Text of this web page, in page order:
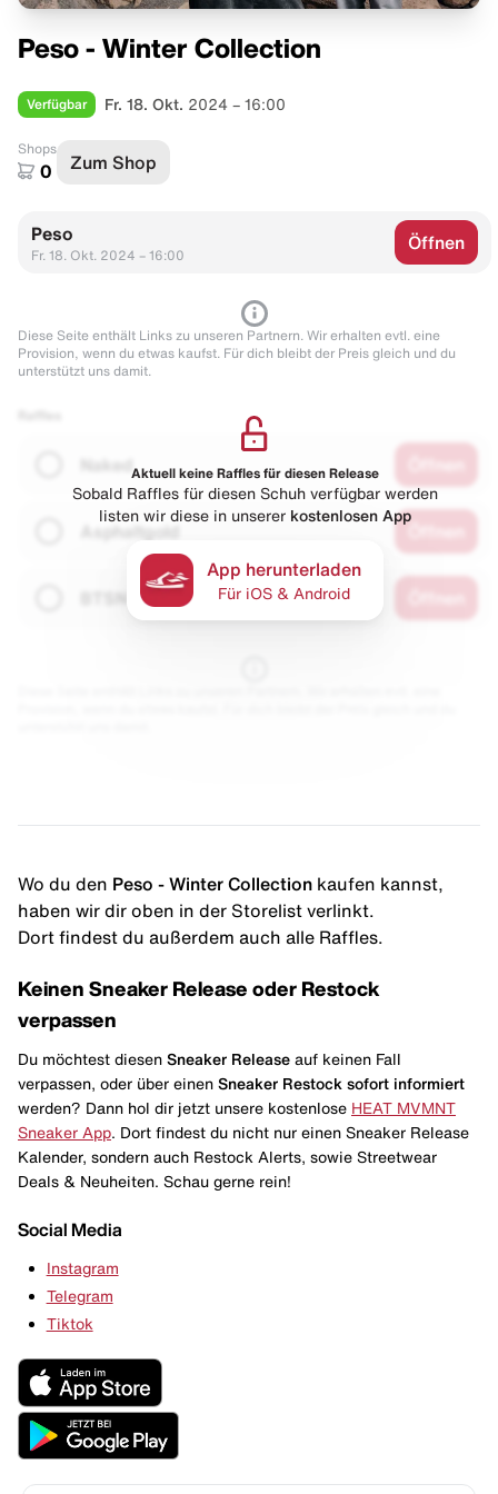
Peso - Winter Collection
Verfügbar Fr. 18. Okt. 2024 – 16:00
Shops
0 Zum Shop
Peso
Fr. 18. Okt. 2024 – 16:00
Öffnen
Diese Seite enthält Links zu unseren Partnern. Wir erhalten evtl. eine
Provision, wenn du etwas kaufst. Für dich bleibt der Preis gleich und du
unterstützt uns damit.
Naked
Asphaltgold
Aktuell keine Raffles für diesen Release
Sobald Raffles für diesen Schuh verfügbar werden
listen wir diese in unserer kostenlosen App
App herunterladen
Für iOS & Android
Wo du den Peso - Winter Collection kaufen kannst,
haben wir dir oben in der Storelist verlinkt.
Dort findest du außerdem auch alle Raffles.
Keinen Sneaker Release oder Restock
verpassen
Du möchtest diesen Sneaker Release auf keinen Fall
verpassen, oder über einen Sneaker Restock sofort informiert
werden? Dann hol dir jetzt unsere kostenlose HEAT MVMNT
Sneaker App . Dort findest du nicht nur einen Sneaker Release
Kalender, sondern auch Restock Alerts, sowie Streetwear
Deals & Neuheiten. Schau gerne rein!
Social Media
Instagram
Telegram
Tiktok